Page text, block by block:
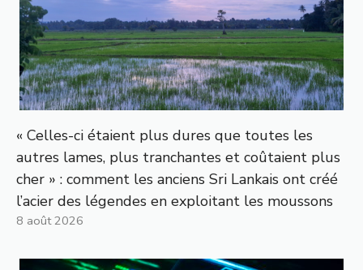
« Celles-ci étaient plus dures que toutes les
autres lames, plus tranchantes et coûtaient plus
cher » : comment les anciens Sri Lankais ont créé
l’acier des légendes en exploitant les moussons
8 août 2026